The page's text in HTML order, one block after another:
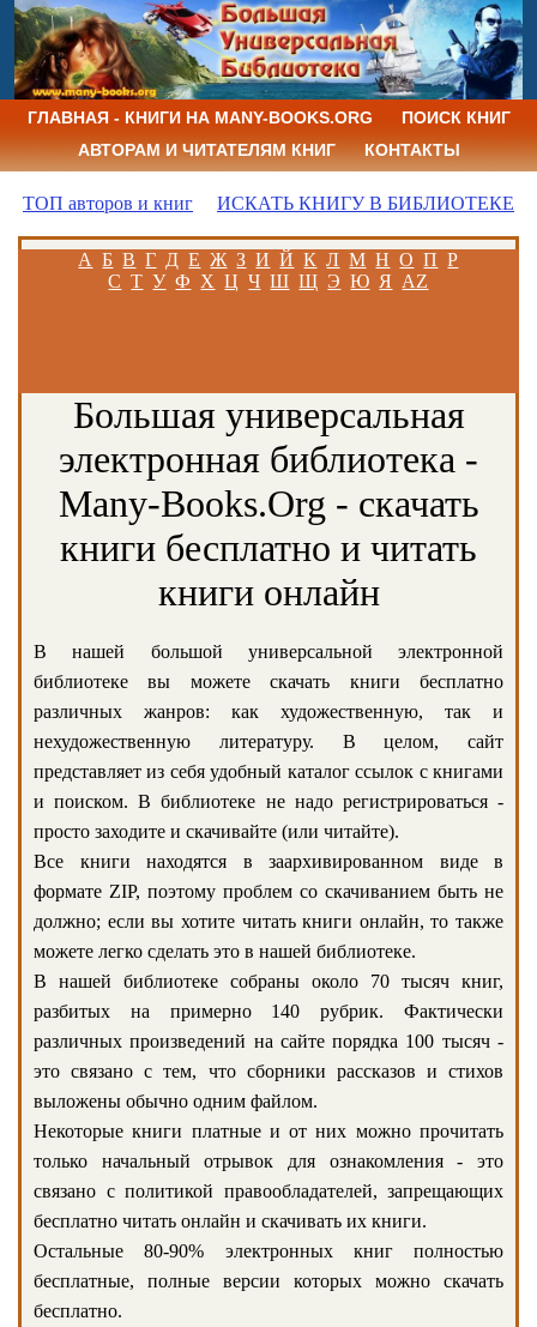
ГЛАВНАЯ - КНИГИ НА MANY-BOOKS.ORG
ПОИСК КНИГ
АВТОРАМ И ЧИТАТЕЛЯМ КНИГ
КОНТАКТЫ
ТОП авторов и книг ИСКАТЬ КНИГУ В БИБЛИОТЕКЕ
А Б В Г Д Е Ж З И Й К Л М Н О П Р
С Т У Ф Х Ц Ч Ш Щ Э Ю Я AZ
Большая универсальная
электронная библиотека -
Many-Books.Org - скачать
книги бесплатно и читать
книги онлайн
В нашей большой универсальной электронной
библиотеке вы можете скачать книги бесплатно
различных жанров: как художественную, так и
нехудожественную литературу. В целом, сайт
представляет из себя удобный каталог ссылок с книгами
и поиском. В библиотеке не надо регистрироваться -
просто заходите и скачивайте (или читайте).
Все книги находятся в заархивированном виде в
формате ZIP, поэтому проблем со скачиванием быть не
должно; если вы хотите читать книги онлайн, то также
можете легко сделать это в нашей библиотеке.
В нашей библиотеке собраны около 70 тысяч книг,
разбитых на примерно 140 рубрик. Фактически
различных произведений на сайте порядка 100 тысяч -
это связано с тем, что сборники рассказов и стихов
выложены обычно одним файлом.
Некоторые книги платные и от них можно прочитать
только начальный отрывок для ознакомления - это
связано с политикой правообладателей, запрещающих
бесплатно читать онлайн и скачивать их книги.
Остальные 80-90% электронных книг полностью
бесплатные, полные версии которых можно скачать
бесплатно.